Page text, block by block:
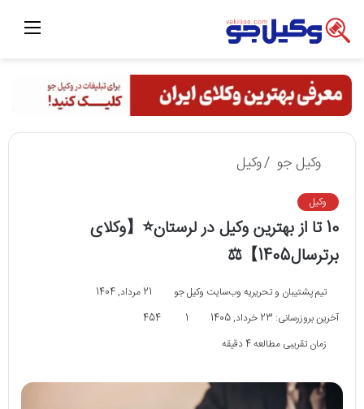
منو
وکیل جو /وکیل
وکیل
10 تا از بهترین وکیل در لرستان⭐【وکلای
برترسال1405】⚖️
تیم پشتیبان و تحریریه وب‌سایت وکیل جو
21 مرداد, 1404
آخرین بروزرسانی: 23 خرداد, 1405
1
454
زمان تقریبی مطالعه 4 دقیقه